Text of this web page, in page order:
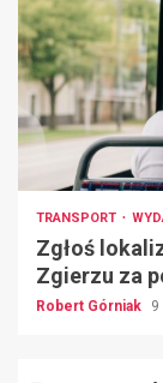
TRANSPORT
Zgłoś
Zgierzu za
Robert Górniak 9